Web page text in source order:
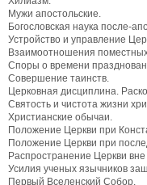
Мужи апостольские.
Богословская наука после-
Устройство и управление
Взаимоотношения поместных
Споры о времени
Совершение таинств.
Церковная дисциплина.
Святость и чистота жизни
Христианские обычаи.
Положение Церкви при
Положение Церкви при
Распространение Церкви
Усилия ученых язычников
Первый Вселенский Собор.